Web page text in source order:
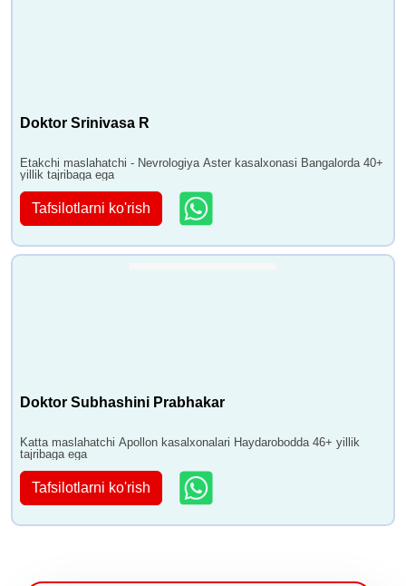
Doktor Srinivasa R
Etakchi maslahatchi - Nevrologiya Aster kasalxonasi Bangalorda 40+
yillik tajribaga ega
Tafsilotlarni ko'rish
Doktor Subhashini Prabhakar
Katta maslahatchi Apollon kasalxonalari Haydarobodda 46+ yillik
tajribaga ega
Tafsilotlarni ko'rish